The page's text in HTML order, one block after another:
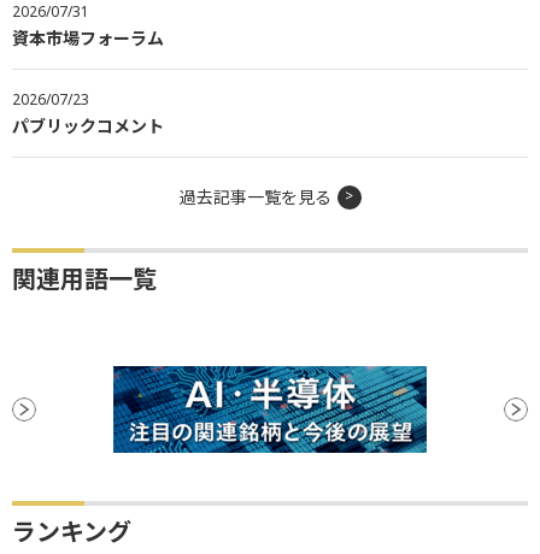
2026/07/31
資本市場フォーラム
2026/07/23
パブリックコメント
過去記事一覧を見る
関連用語一覧
ランキング